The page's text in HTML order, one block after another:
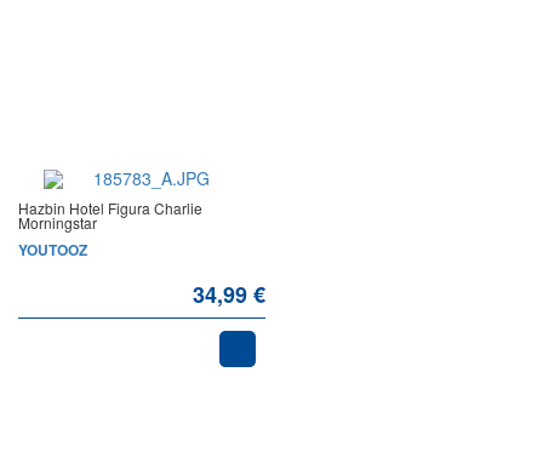
Hazbin Hotel Figura Charlie
Morningstar
YOUTOOZ
34,99 €